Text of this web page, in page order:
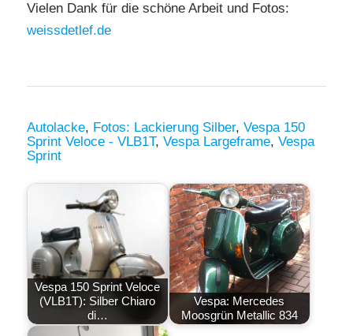
Vielen Dank für die schöne Arbeit und Fotos:
weissdetlef.de
Autolacke, Fotos: Lackierung Silber, Vespa 150
Sprint Veloce - VLB1T, Vespa Largeframe, Vespa
Sprint
Vespa 150 Sprint Veloce
(VLB1T): Silber Chiaro
di…
Vespa: Mercedes
Moosgrün Metallic 834